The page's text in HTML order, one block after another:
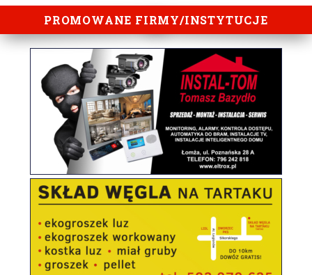
PROMOWANE FIRMY/INSTYTUCJE